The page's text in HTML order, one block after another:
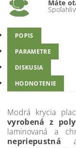
Máte
POPIS
PARAMETRE
DISKUSIA
HODNOTENIE
Modrá krycia
vyrobená z
laminovaná a
nepriepustná